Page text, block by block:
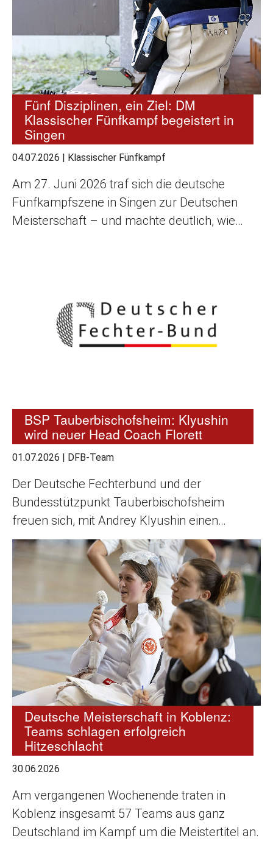
Fünf Disziplinen, ein Ziel: DM
Klassischer Fünfkampf begeistert in
Singen
04.07.2026 | Klassischer Fünfkampf
Am 27. Juni 2026 traf sich die deutsche
Fünfkampfszene in Singen zur Deutschen
Meisterschaft – und machte deutlich, wie…
BSP Tauberbischofsheim: Klyushin
wird neuer Head Coach Florett
01.07.2026 DFB-Team
Der Deutsche Fechterbund und der
Bundesstützpunkt Tauberbischofsheim
freuen sich, mit Andrey Klyushin einen…
Deutsche Meisterschaft in Koblenz:
Teams schlagen erfolgreich
Hitzeschlacht
30.06.2026
Am vergangenen Wochenende traten in
Koblenz insgesamt 57 Teams aus ganz
Deutschland im Kampf um die Meistertitel an.